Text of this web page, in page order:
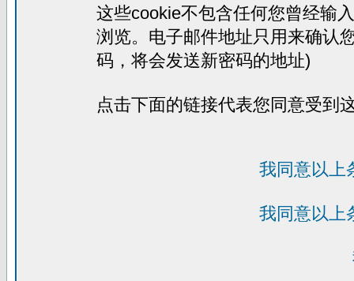
这些cookie不包含任何您曾经输
浏览。电子邮件地址只用来确认
码，将会发送新密码的地址)
点击下面的链接代表您同意受到
我同意以上
我同意以上